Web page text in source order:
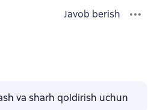
Javob berish
va sharh qoldirish uchun